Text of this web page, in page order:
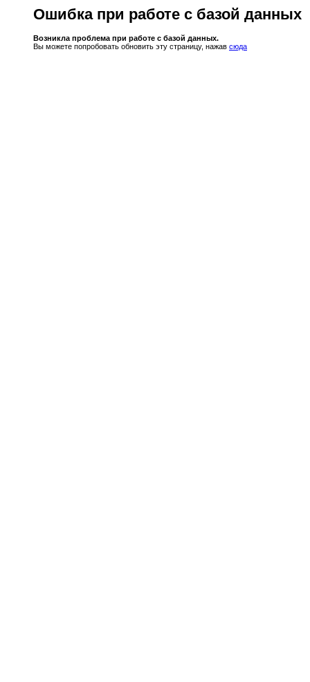
Ошибка при работе с базой данных
Возникла проблема при работе с базой данных.
Вы можете попробовать обновить эту страницу, нажав сюда